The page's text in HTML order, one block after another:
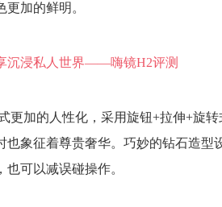
加的鲜明。
更加的人性化，采用旋钮+拉伸+旋
也象征着尊贵奢华。巧妙的钻石造
可以减误碰操作。